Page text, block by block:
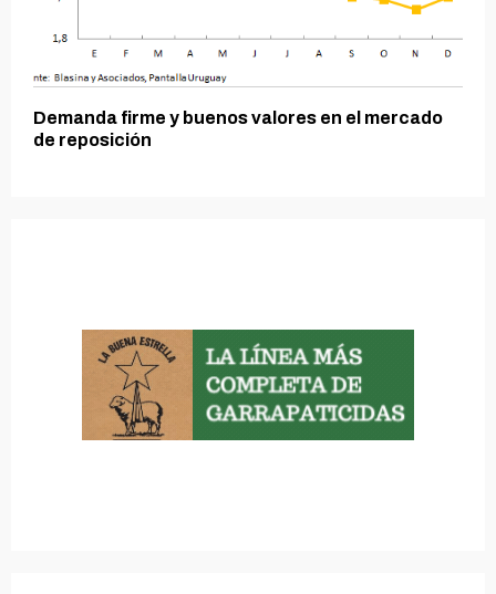
Demanda firme y buenos valores en el mercado
de reposición